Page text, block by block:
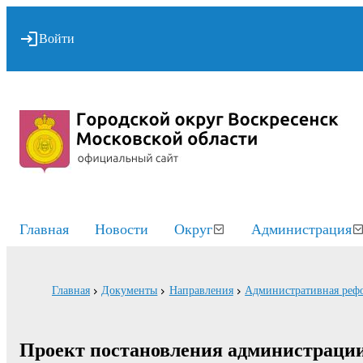
Войти
Главная Новости Округ Администрация
Главная Документы Направления Административная
Проект постановления